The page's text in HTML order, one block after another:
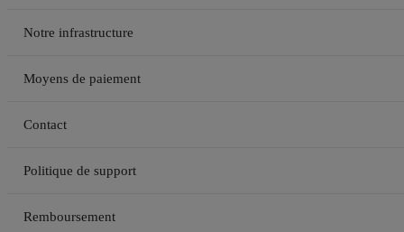
Notre infrastructure
Moyens de paiement
Contact
Politique de support
Remboursement